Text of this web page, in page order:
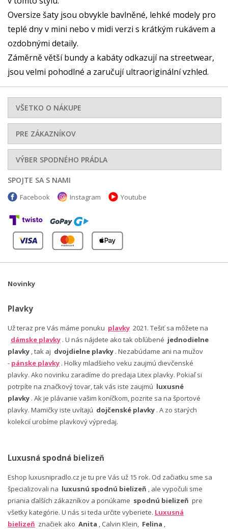
Oversize šaty jsou obvykle bavlněné, lehké modely pro
teplé dny v mini nebo v midi verzi s krátkým rukávem a
ozdobnými detaily.
Záměrně větší bundy a kabáty odkazují na streetwear,
jsou velmi pohodlné a zaručují ultraoriginální vzhled.
VŠETKO O NÁKUPE
PRE ZÁKAZNÍKOV
VÝBER SPODNÉHO PRÁDLA
SPOJTE SA S NAMI
Facebook Instagram Youtube
Novinky
Plavky
Už teraz pre Vás máme ponuku plavky 2021. Tešiť sa môžete na
dámske plavky . U nás nájdete ako tak obľúbené jednodielne
plavky , tak aj dvojdielne plavky . Nezabúdame ani na mužov
- pánske plavky . Holky mladšieho veku zaujmú dievčenské
plavky. Ako novinku zaradíme do predaja Litex plavky. Pokiaľ si
potrpíte na značkový tovar, tak vás iste zaujmú luxusné
plavky . Ak je plávanie vašim koníčkom, pozrite sa na športové
plavky. Mamičky iste uvítajú dojčenské plavky . A zo starých
kolekcií urobíme plavkový výpredaj.
Luxusná spodná bielizeň
Eshop luxusnipradlo.cz je tu pre Vás už 15 rok. Od začiatku sme sa
špecializovali na luxusnú spodnú bielizeň , ale vypočuli sme
priania ďalších zákazníkov a ponúkame spodnú bielizeň pre
všetky kategórie. U nás si teda určite vyberiete. Luxusná
bielizeň značiek ako Anita , Calvin Klein, Felina ,